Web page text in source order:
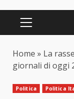
PRIMARY
Home » La
giornali di oggi
Politica Politica